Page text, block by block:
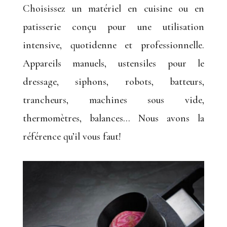
Choisissez un matériel en cuisine ou en
patisserie conçu pour une utilisation
intensive, quotidenne et professionnelle.
Appareils manuels, ustensiles pour le
dressage, siphons, robots, batteurs,
trancheurs, machines sous vide,
thermomètres, balances… Nous avons la
référence qu’il vous faut!